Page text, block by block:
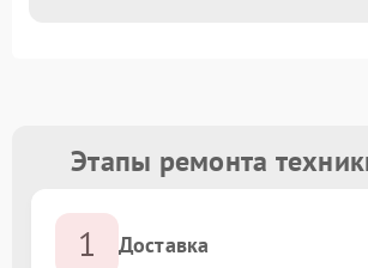
Этапы ремонта
1 Доставка